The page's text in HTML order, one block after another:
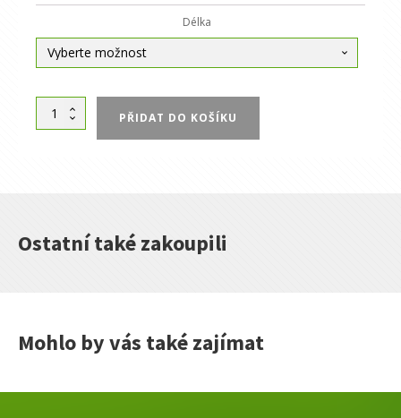
Délka
Nosné
vidle
PŘIDAT DO KOŠÍKU
Ostatní také zakoupili
Mohlo by vás také zajímat